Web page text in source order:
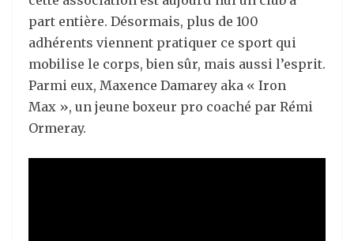
part entière. Désormais, plus de 100
adhérents viennent pratiquer ce sport qui
mobilise le corps, bien sûr, mais aussi l’esprit.
Parmi eux, Maxence Damarey aka « Iron
Max », un jeune boxeur pro coaché par Rémi
Ormeray.